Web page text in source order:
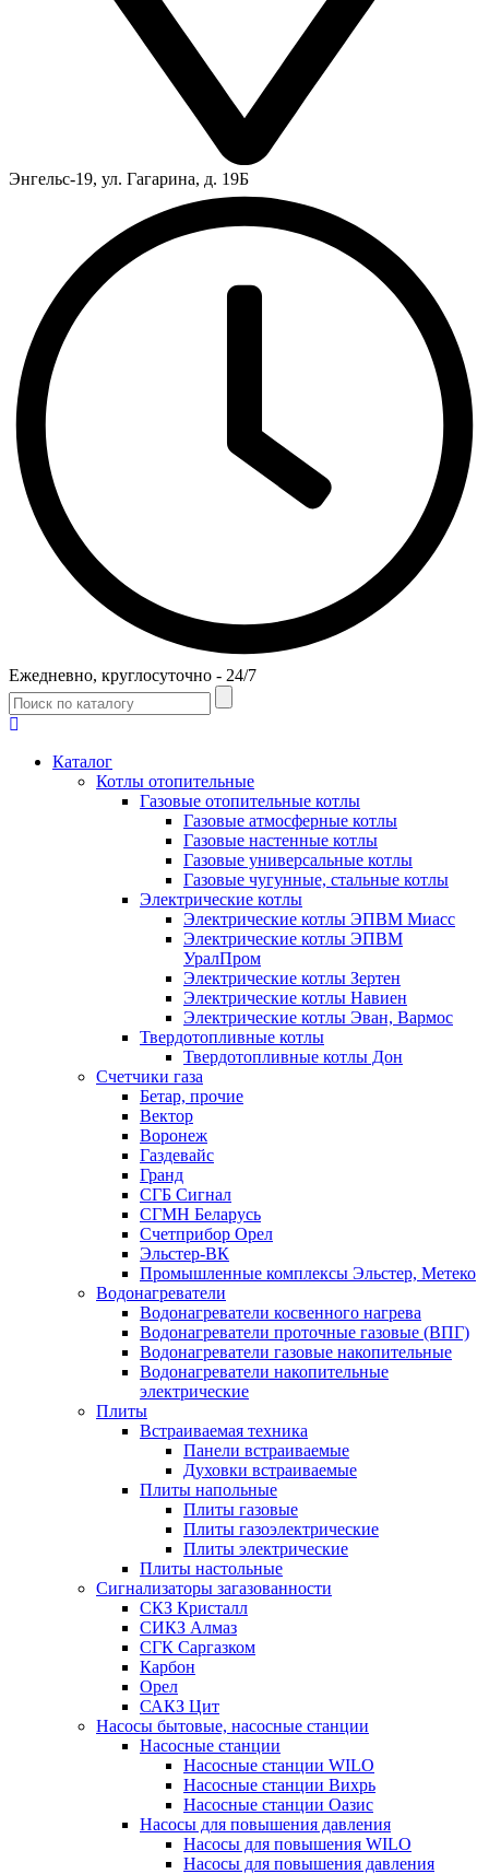
Энгельс-19, ул. Гагарина, д. 19Б
Ежедневно, круглосуточно - 24/7
Каталог
Котлы отопительные
Газовые отопительные котлы
Газовые атмосферные котлы
Газовые настенные котлы
Газовые универсальные котлы
Газовые чугунные, стальные котлы
Электрические котлы
Электрические котлы ЭПВМ Миасс
Электрические котлы ЭПВМ
УралПром
Электрические котлы Зертен
Электрические котлы Навиен
Электрические котлы Эван, Вармос
Твердотопливные котлы
Твердотопливные котлы Дон
Счетчики газа
Бетар, прочие
Вектор
Воронеж
Газдевайс
Гранд
СГБ Сигнал
СГМН Беларусь
Счетприбор Орел
Эльстер-ВК
Промышленные комплексы Эльстер, Метеко
Водонагреватели
Водонагреватели косвенного нагрева
Водонагреватели проточные газовые (ВПГ)
Водонагреватели газовые накопительные
Водонагреватели накопительные
электрические
Плиты
Встраиваемая техника
Панели встраиваемые
Духовки встраиваемые
Плиты напольные
Плиты газовые
Плиты газоэлектрические
Плиты электрические
Плиты настольные
Сигнализаторы загазованности
СКЗ Кристалл
СИКЗ Алмаз
СГК Саргазком
Карбон
Орел
САКЗ Цит
Насосы бытовые, насосные станции
Насосные станции
Насосные станции WILO
Насосные станции Вихрь
Насосные станции Оазис
Насосы для повышения давления
Насосы для повышения WILO
Насосы для повышения давления